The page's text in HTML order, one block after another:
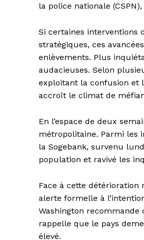
la police nationale
Si certaines interventions
stratégiques, ces
enlèvements. Plus
audacieuses. Selon
exploitant la confusion et
accroît le climat de
En l’espace de deux
métropolitaine. Parmi les
la Sogebank, survenu
population et ravivé les
Face à cette
alerte formelle à
Washington
rappelle que le pays
élevé.